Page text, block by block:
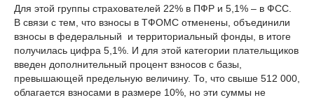
Для этой группы страхователей 22% в ПФР и 5,1% – в ФСС.
В связи с тем, что взносы в ТФОМС отменены, объединили
взносы в федеральный и территориальный фонды, в итоге
получилась цифра 5,1%. И для этой категории плательщиков
введен дополнительный процент взносов с базы,
превышающей предельную величину. То, что свыше 512 000,
облагается взносами в размере 10%, но эти суммы не